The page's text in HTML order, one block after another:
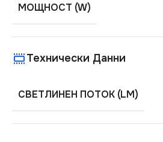
МОЩНОСТ (W)
Технически Данни
СВЕТЛИНЕН ПОТОК (LM)